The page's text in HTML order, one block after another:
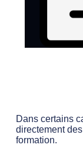
Dans certains
directement
formation.